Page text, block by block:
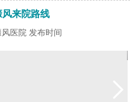
来院路线
医院 发布时间